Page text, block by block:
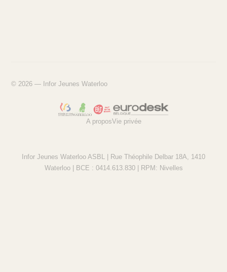
© 2026 — Infor Jeunes Waterloo
A proposVie privée
Infor Jeunes Waterloo ASBL | Rue Théophile Delbar 18A, 1410
Waterloo | BCE : 0414.613.830 | RPM: Nivelles